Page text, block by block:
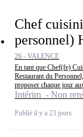
Chef
personnel)
26 - VALENCE
En tant que Chef(fe)
Restaurant du
proposer chaque jour
Intérim - Non
Publié il y a 23 jours